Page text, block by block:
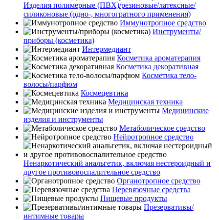
Изделия полимерные (ПВХ)/резиновые/латексные/
силиконовые (одно-, многогратного применения)
Иммунотропное средство
Инструменты/
приборы (косметика)
Интермедиант
Косметика ароматерапия
Косметика декоративная
Косметика тело-
волосы/парфюм
Космецевтика
Медицинская техника
Медицинские
изделия и инструменты
Метаболическое средство
Нейротропное средство
Ненаркотический анальгетик, включая нестероидный и
другое противовоспалительное средство
Органотропное средство
Перевязочные средства
Пищевые продукты
Презервативы/
интимные товары